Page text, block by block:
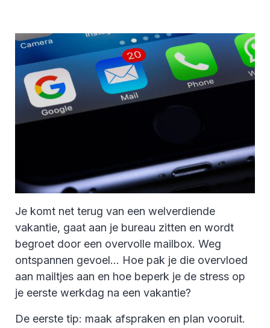
Je komt net terug van een welverdiende
vakantie, gaat aan je bureau zitten en wordt
begroet door een overvolle mailbox. Weg
ontspannen gevoel... Hoe pak je die overvloed
aan mailtjes aan en hoe beperk je de stress op
je eerste werkdag na een vakantie?
De eerste tip: maak afspraken en plan vooruit.